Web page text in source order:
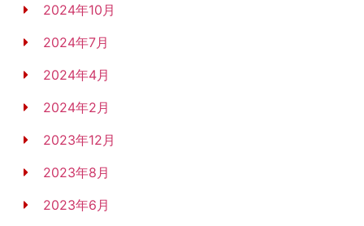
2024年10月
2024年7月
2024年4月
2024年2月
2023年12月
2023年8月
2023年6月